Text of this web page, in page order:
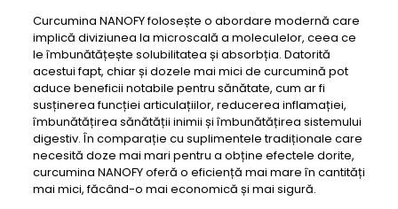
Curcumina NANOFY folosește o abordare modernă care
implică diviziunea la microscală a moleculelor, ceea ce
le îmbunătățește solubilitatea și absorbția. Datorită
acestui fapt, chiar și dozele mai mici de curcumină pot
aduce beneficii notabile pentru sănătate, cum ar fi
susținerea funcției articulațiilor, reducerea inflamației,
îmbunătățirea sănătății inimii și îmbunătățirea sistemului
digestiv. În comparație cu suplimentele tradiționale care
necesită doze mai mari pentru a obține efectele dorite,
curcumina NANOFY oferă o eficiență mai mare în cantități
mai mici, făcând-o mai economică și mai sigură.